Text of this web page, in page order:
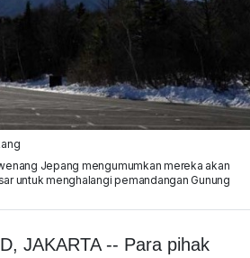
Jepang mengumumkan mereka akan
untuk menghalangi pemandangan Gunung
JAKARTA -- Para pihak